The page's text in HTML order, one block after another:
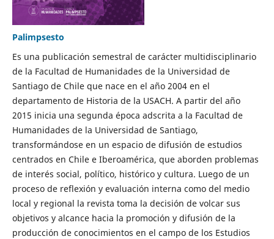
Palimpsesto
Es una publicación semestral de carácter multidisciplinario
de la Facultad de Humanidades de la Universidad de
Santiago de Chile que nace en el año 2004 en el
departamento de Historia de la USACH. A partir del año
2015 inicia una segunda época adscrita a la Facultad de
Humanidades de la Universidad de Santiago,
transformándose en un espacio de difusión de estudios
centrados en Chile e Iberoamérica, que aborden problemas
de interés social, político, histórico y cultura. Luego de un
proceso de reflexión y evaluación interna como del medio
local y regional la revista toma la decisión de volcar sus
objetivos y alcance hacia la promoción y difusión de la
producción de conocimientos en el campo de los Estudios